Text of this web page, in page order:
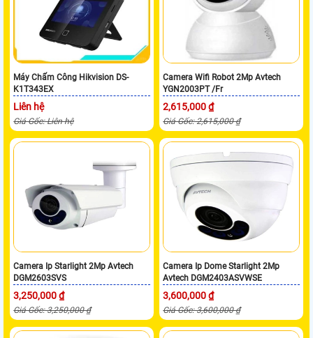
Máy Chấm Công Hikvision DS-
K1T343EX
Liên hệ
Giá Gốc: Liên hệ
Camera Wifi Robot 2Mp Avtech
YGN2003PT /Fr
2,615,000 ₫
Giá Gốc: 2,615,000 ₫
Camera Ip Starlight 2Mp Avtech
DGM2603SVS
3,250,000 ₫
Giá Gốc: 3,250,000 ₫
Camera Ip Dome Starlight 2Mp
Avtech DGM2403ASVWSE
3,600,000 ₫
Giá Gốc: 3,600,000 ₫